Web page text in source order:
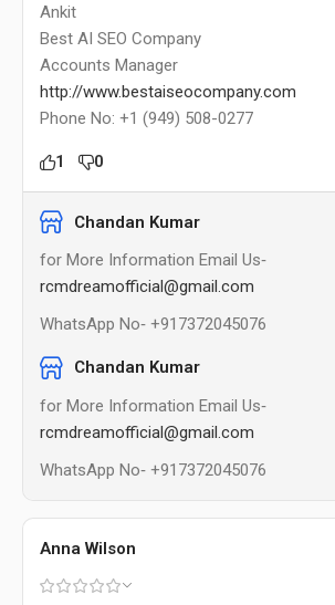
Ankit
Best AI SEO Company
Accounts Manager
http://www.bestaiseocompany.com
Phone No: +1 (949) 508-0277
1 0
Chandan Kumar
for More Information Email Us‐
rcmdreamofficial@gmail.com
WhatsApp No‐ +917372045076
Chandan Kumar
for More Information Email Us‐
rcmdreamofficial@gmail.com
WhatsApp No‐ +917372045076
Anna Wilson